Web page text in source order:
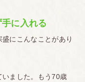
に入れる
にこんなことがあり
ました。もう70歳